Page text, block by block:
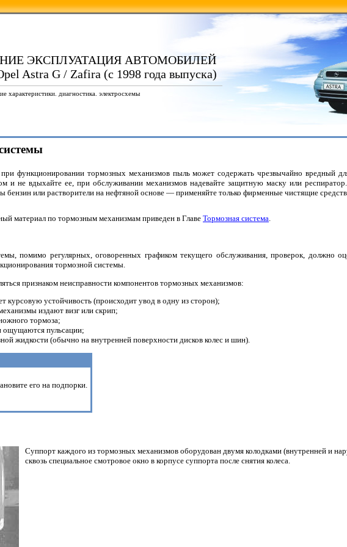
ЭКСПЛУАТАЦИЯ АВТОМОБИЛЕЙ
Astra G / Zafira (с 1998 года выпуска)
характеристики. диагностика. электросхемы
функционировании тормозных механизмов пыль может содержать чрезвычайно вредный
и не вдыхайте ее, при обслуживании механизмов надевайте защитную маску или
бензин или растворители на нефтяной основе — применяйте только фирменные чистящие
материал по тормозным механизмам приведен в Главе Тормозная система.
помимо регулярных, оговоренных графиком текущего обслуживания, проверок, должно
тормозной системы.
признаком неисправности компонентов тормозных механизмов:
курсовую устойчивость (происходит увод в одну из сторон);
издают визг или скрип;
тормоза;
пульсации;
жидкости (обычно на внутренней поверхности дисков колес и шин).
его на подпорки.
Суппорт каждого из тормозных механизмов оборудован двумя колодками (внутренней и
сквозь специальное смотровое окно в корпусе суппорта после снятия колеса.